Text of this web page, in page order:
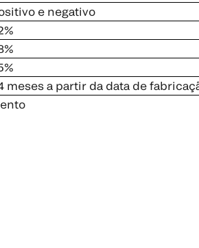
e negativo
meses a partir da data de